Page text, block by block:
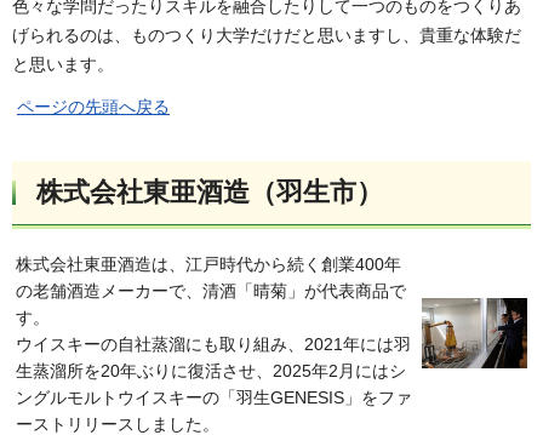
色々な学問だったりスキルを融合したりして一つのものをつくりあ
げられるのは、ものつくり大学だけだと思いますし、貴重な体験だ
と思います。
ページの先頭へ戻る
株式会社東亜酒造（羽生市）
株式会社東亜酒造は、江戸時代から続く創業400年
の老舗酒造メーカーで、清酒「晴菊」が代表商品で
す。
ウイスキーの自社蒸溜にも取り組み、2021年には羽
生蒸溜所を20年ぶりに復活させ、2025年2月にはシ
ングルモルトウイスキーの「羽生GENESIS」をファ
ーストリリースしました。